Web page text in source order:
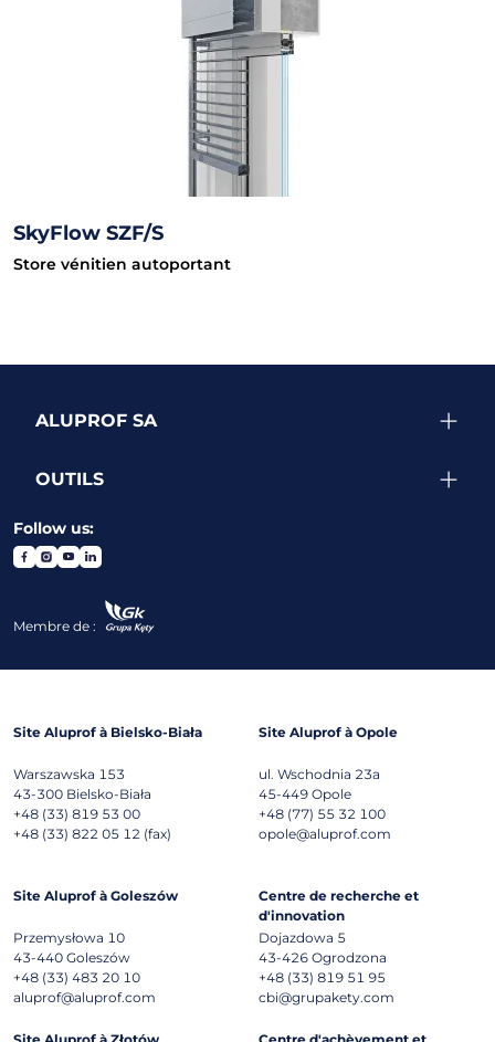
SkyFlow SZF/S
Store vénitien autoportant
ALUPROF SA
OUTILS
Follow us:
Membre de :
Site Aluprof à Bielsko-Biała
Warszawska 153
43-300 Bielsko-Biała
+48 (33) 819 53 00
+48 (33) 822 05 12 (fax)
Site Aluprof à Opole
ul. Wschodnia 23a
45-449 Opole
+48 (77) 55 32 100
opole@aluprof.com
Site Aluprof à Goleszów
Przemysłowa 10
43-440 Goleszów
+48 (33) 483 20 10
aluprof@aluprof.com
Centre de recherche et
d'innovation
Dojazdowa 5
43-426 Ogrodzona
+48 (33) 819 51 95
cbi@grupakety.com